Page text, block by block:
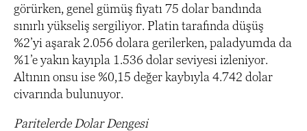
görürken, genel gümüş fiyatı 75 dolar bandında
sınırlı yükseliş sergiliyor. Platin tarafında düşüş
%2’yi aşarak 2.056 dolara gerilerken, paladyumda da
%1’e yakın kayıpla 1.536 dolar seviyesi izleniyor.
Altının onsu ise %0,15 değer kaybıyla 4.742 dolar
civarında bulunuyor.
Paritelerde Dolar Dengesi